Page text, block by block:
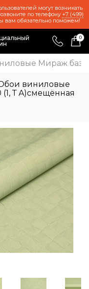
могут возникать
по телефону +7 (499)
вам обязательно поможем!
0
Мираж база,
Обои виниловые
(1, Т A)смещённая